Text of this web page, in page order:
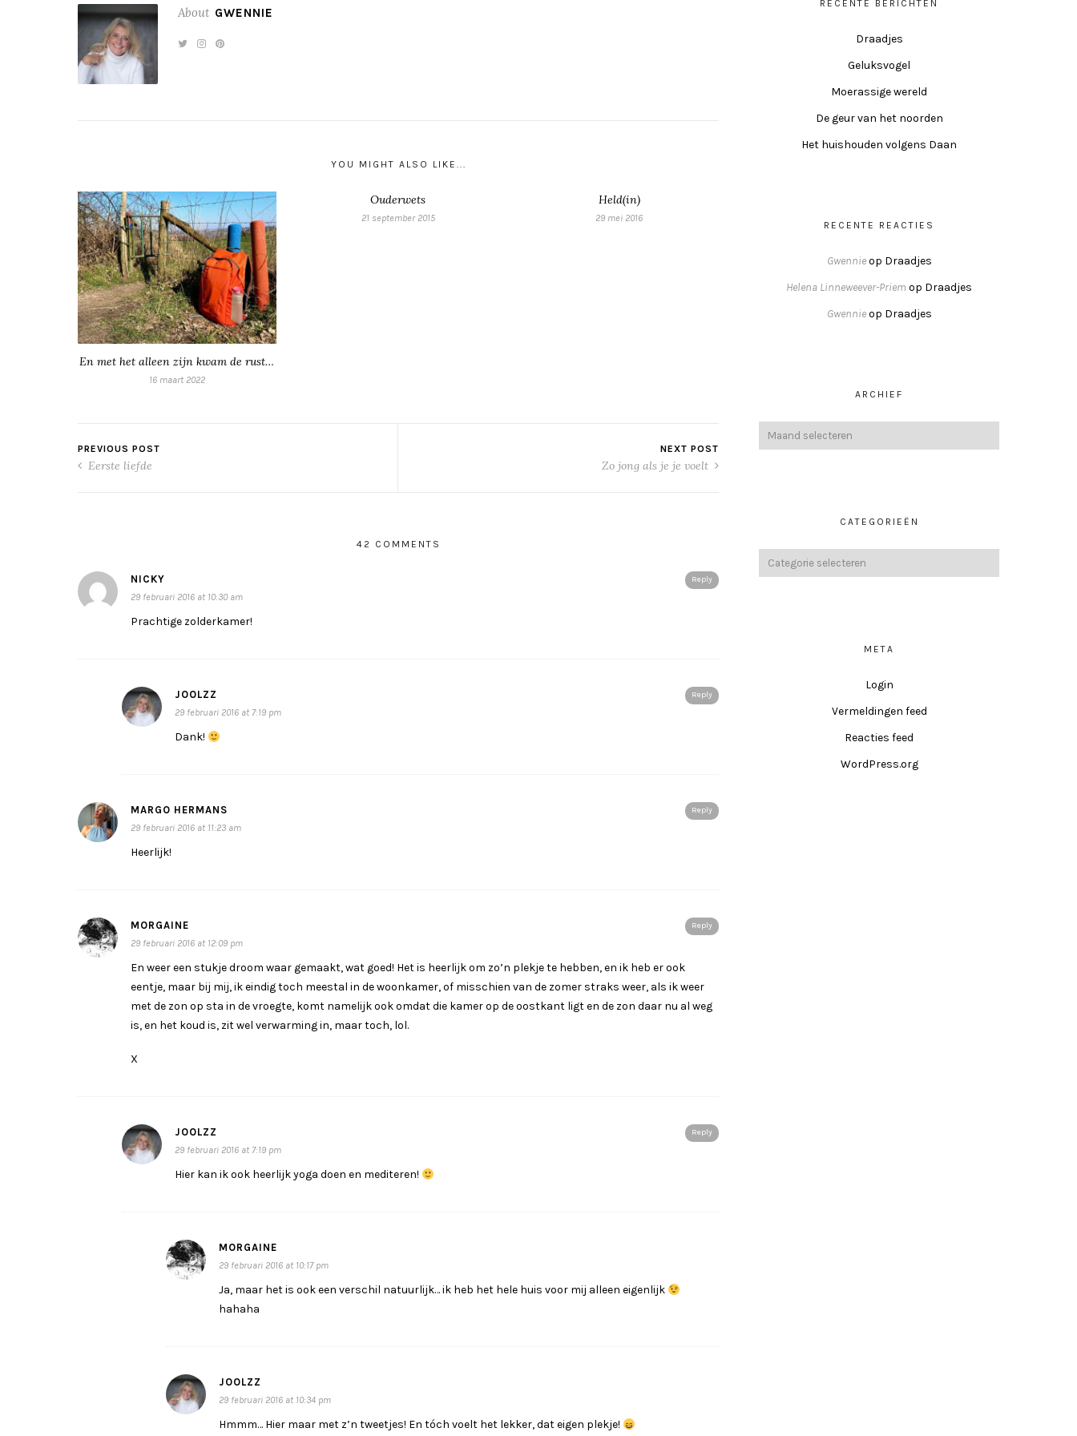
About GWENNIE
YOU MIGHT ALSO LIKE...
En met het alleen zijn kwam de rust…
16 maart 2022
Ouderwets
21 september 2015
Held(in)
29 mei 2016
PREVIOUS POST
Eerste liefde
NEXT POST
Zo jong als je je voelt
42 COMMENTS
Reply
NICKY
29 februari 2016 at 10:30 am
Prachtige zolderkamer!
Reply
JOOLZZ
29 februari 2016 at 7:19 pm
Dank!
Reply
MARGO HERMANS
29 februari 2016 at 11:23 am
Heerlijk!
Reply
MORGAINE
29 februari 2016 at 12:09 pm
En weer een stukje droom waar gemaakt, wat goed! Het is heerlijk om zo’n plekje te hebben, en ik heb er ook
eentje, maar bij mij, ik eindig toch meestal in de woonkamer, of misschien van de zomer straks weer, als ik weer
met de zon op sta in de vroegte, komt namelijk ook omdat die kamer op de oostkant ligt en de zon daar nu al weg
is, en het koud is, zit wel verwarming in, maar toch, lol.
X
Reply
JOOLZZ
29 februari 2016 at 7:19 pm
Hier kan ik ook heerlijk yoga doen en mediteren!
MORGAINE
29 februari 2016 at 10:17 pm
Ja, maar het is ook een verschil natuurlijk… ik heb het hele huis voor mij alleen eigenlijk
hahaha
JOOLZZ
29 februari 2016 at 10:34 pm
Hmmm… Hier maar met z’n tweetjes! En tóch voelt het lekker, dat eigen plekje!
RECENTE BERICHTEN
Draadjes
Geluksvogel
Moerassige wereld
De geur van het noorden
Het huishouden volgens Daan
RECENTE REACTIES
Gwennieop Draadjes
Helena Linneweever-Priem op Draadjes
Gwennieop Draadjes
ARCHIEF
CATEGORIEËN
META
Login
Vermeldingen feed
Reacties feed
WordPress.org